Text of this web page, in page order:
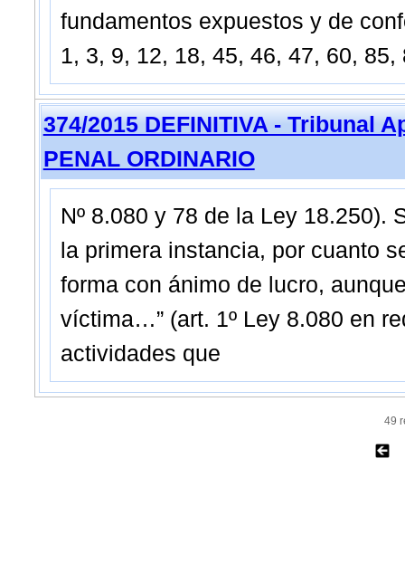
fundamentos expuestos y de
1, 3, 9, 12, 18, 45, 46, 47, 60,
374/2015 DEFINITIVA - Tribunal
PENAL ORDINARIO
Nº 8.080 y 78 de la Ley
la primera instancia, por cuanto
forma con ánimo de lucro,
víctima…” (art. 1º Ley 8.080 en
actividades que
49